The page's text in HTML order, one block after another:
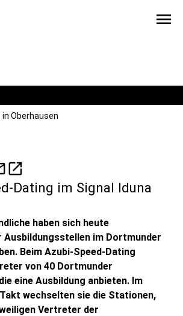
menu
Oberhausen
open_in_new
Dating im Signal Iduna
haben sich heute
im Dortmunder
Beim Azubi-Speed-Dating
von 40 Dortmunder
eine Ausbildung anbieten. Im
wechselten sie die Stationen,
Vertreter der